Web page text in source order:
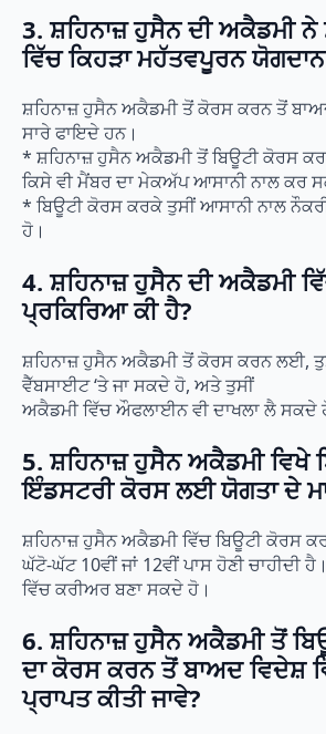
3. ਸ਼ਹਿਨਾਜ਼ ਹੁਸੈਨ ਦੀ ਅਕੈਡਮੀ
ਵਿੱਚ ਕਿਹੜਾ ਮਹੱਤਵਪੂਰਨ
ਸ਼ਹਿਨਾਜ਼ ਹੁਸੈਨ ਅਕੈਡਮੀ ਤੋਂ ਕੋਰਸ ਕਰਨ ਤੋਂ
ਸਾਰੇ ਫਾਇਦੇ ਹਨ।
* ਸ਼ਹਿਨਾਜ਼ ਹੁਸੈਨ ਅਕੈਡਮੀ ਤੋਂ ਬਿਊਟੀ ਕੋਰਸ
ਕਿਸੇ ਵੀ ਮੈਂਬਰ ਦਾ ਮੇਕਅੱਪ ਆਸਾਨੀ ਨਾਲ ਕਰ
* ਬਿਊਟੀ ਕੋਰਸ ਕਰਕੇ ਤੁਸੀਂ ਆਸਾਨੀ ਨਾਲ
ਹੋ।
4. ਸ਼ਹਿਨਾਜ਼ ਹੁਸੈਨ ਦੀ ਅਕੈਡਮੀ
ਪ੍ਰਕਿਰਿਆ ਕੀ ਹੈ?
ਸ਼ਹਿਨਾਜ਼ ਹੁਸੈਨ ਅਕੈਡਮੀ ਤੋਂ ਕੋਰਸ ਕਰਨ ਲਈ,
ਵੈੱਬਸਾਈਟ ‘ਤੇ ਜਾ ਸਕਦੇ ਹੋ, ਅਤੇ ਤੁਸੀਂ
ਅਕੈਡਮੀ ਵਿੱਚ ਔਫਲਾਈਨ ਵੀ ਦਾਖਲਾ ਲੈ ਸਕਦੇ
5. ਸ਼ਹਿਨਾਜ਼ ਹੁਸੈਨ ਅਕੈਡਮੀ ਵਿਖੇ
ਇੰਡਸਟਰੀ ਕੋਰਸ ਲਈ ਯੋਗਤਾ ਦੇ
ਸ਼ਹਿਨਾਜ਼ ਹੁਸੈਨ ਅਕੈਡਮੀ ਵਿੱਚ ਬਿਊਟੀ ਕੋਰਸ
ਘੱਟੋ-ਘੱਟ 10ਵੀਂ ਜਾਂ 12ਵੀਂ ਪਾਸ ਹੋਣੀ ਚਾਹੀਦੀ
ਵਿੱਚ ਕਰੀਅਰ ਬਣਾ ਸਕਦੇ ਹੋ।
6. ਸ਼ਹਿਨਾਜ਼ ਹੁਸੈਨ ਅਕੈਡਮੀ ਤੋਂ
ਦਾ ਕੋਰਸ ਕਰਨ ਤੋਂ ਬਾਅਦ ਵਿਦੇਸ਼
ਪ੍ਰਾਪਤ ਕੀਤੀ ਜਾਵੇ?